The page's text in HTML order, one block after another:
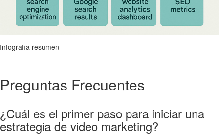
Infografía resumen
Preguntas Frecuentes
¿Cuál es el primer paso para iniciar una
estrategia de video marketing?